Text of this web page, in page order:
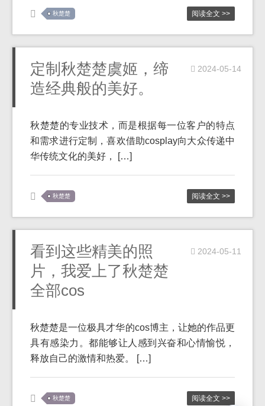
秋楚楚 阅读全文 >>
定制秋楚楚虞姬，缔
造经典般的美好。
2024-05-14
秋楚楚的专业技术，而是根据每一位客户的特点
和需求进行定制，喜欢借助cosplay向大众传递中
华传统文化的美好， […]
秋楚楚 阅读全文 >>
看到这些精美的照
片，我爱上了秋楚楚
全部cos
2024-05-11
秋楚楚是一位极具才华的cos博主，让她的作品更
具有感染力。都能够让人感到兴奋和心情愉悦，
释放自己的激情和热爱。 […]
秋楚楚 阅读全文 >>